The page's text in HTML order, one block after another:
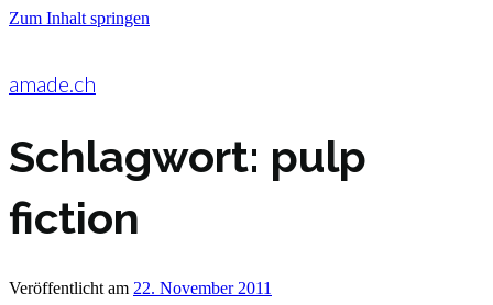
Zum Inhalt springen
amade.ch
Schlagwort: pulp
fiction
Veröffentlicht am 22. November 2011